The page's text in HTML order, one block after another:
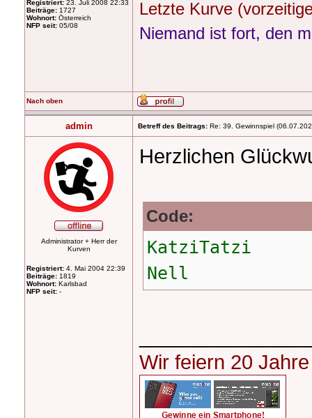
Registriert: 23. Juli 2008 22:33
Beiträge: 1727
Wohnort: Österreich
NFP seit: 05/08
Letzte Kurve
Niemand ist fort, den
Nach oben
admin Betreff des Beitrags: Re: 39. Gewinnspiel
Administrator + Herr der
Kurven
Registriert: 4. Mai 2004 22:39
Beiträge: 1819
Wohnort: Karlsbad
NFP seit: -
Herzlichen
Code:
KatziTatzi
Nell
Wir feiern 20